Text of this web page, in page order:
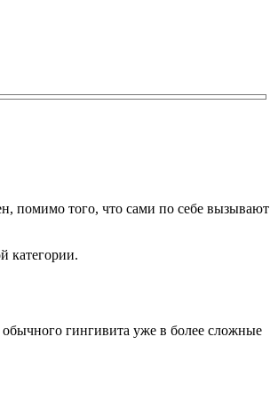
помимо того, что сами по себе вызывают
категории.
гингивита уже в более сложные